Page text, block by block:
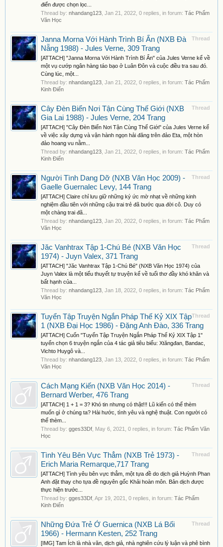
điển được chọn lọc...
Thread by: nhandang123 Jan 21, 2022 , 0 replies, in forum: Tác Phẩm
Văn Học
Thread
Janna Morna Với Hành Trình Bí Ẩn (NXB Đà
Nẵng 1988) - Jules Verne, 309 Trang
[ATTACH] "Janna Morna Với Hành Trình Bí Ẩn" của Jules Verne kể về
một vụ cướp ngân hàng táo bạo ở Luân Đôn và cuộc điều tra sau đó.
Cùng lúc, một...
Thread by: nhandang123 Jan 21, 2022 , 0 replies, in forum: Tác Phẩm
Kinh Điển
Thread
Cây Đèn Biển Nơi Tận Cùng Thế Giới (NXB
Gia Lai 1988) - Jules Verne, 204 Trang
[ATTACH] "Cây Đèn Biển Nơi Tận Cùng Thế Giới" của Jules Verne kể
về việc xây dựng và vận hành ngọn hải đăng trên đảo Eta, một hòn
đảo hoang vu nằm...
Thread by: nhandang123 Jan 21, 2022 , 0 replies, in forum: Tác Phẩm
Kinh Điển
Thread
Người Tình Dang Dỡ (NXB Văn Học 2009) -
Gaelle Guernalec Levy, 144 Trang
[ATTACH] Claire chỉ lưu giữ những ký ức mờ nhạt về những kinh
nghiệm đầu tiên với những cậu trai trẻ đã bước qua đời cô. Duy có
một chàng trai đã...
Thread by: nhandang123 Jan 20, 2022 , 0 replies, in forum: Tác Phẩm
Văn Học
Thread
Jăc Vanhtrax Tập 1-Chú Bé (NXB Văn Học
1974) - Juyn Valex, 371 Trang
[ATTACH] "Jăc Vanhtrax Tập 1-Chú Bé" (NXB Văn Học 1974) của
Juyn Valex là một tiểu thuyết tự truyện kể về tuổi thơ đầy khó khăn và
bất hạnh của...
Thread by: nhandang123 Jan 18, 2022 , 0 replies, in forum: Tác Phẩm
Văn Học
Thread
Tuyển Tập Truyện Ngắn Pháp Thế Kỷ XIX Tập
1 (NXB Đại Học 1986) - Đặng Anh Đào, 336 Trang
[ATTACH] Cuốn "Tuyển Tập Truyện Ngắn Pháp Thế Kỷ XIX Tập 1"
tuyển chọn 6 truyện ngắn của 4 tác giả tiêu biểu: Xtăngđan, Bandac,
Vichto Huygô và...
Thread by: nhandang123 Jan 13, 2022 , 0 replies, in forum: Tác Phẩm
Văn Học
Thread
Cách Mạng Kiến (NXB Văn Học 2014) -
Bernard Werber, 476 Trang
[ATTACH] 1 + 1 = 3? Khó tin nhưng có thật!!! Lũ kiến có thể thèm
muốn gì ở chúng ta? Hài hước, tình yêu và nghệ thuật. Con người có
thể thèm...
Thread by: gges33Df May 6, 2021 , 0 replies, in forum: Tác Phẩm Văn
Học
Thread
Tình Yêu Bên Vực Thẳm (NXB Trẻ 1973) -
Erich Maria Remarque,717 Trang
[ATTACH] Tình yêu bên vực thẳm, một tựa đề do dịch giả Huỳnh Phan
Anh đặt thay cho tựa đề nguyên gốc Khải hoàn môn. Bản dịch được
thực hiện trước...
Thread by: gges33Df Apr 19, 2021 , 0 replies, in forum: Tác Phẩm
Kinh Điển
Thread
Những Đứa Trẻ Ở Guernica (NXB Lá Bối
1966) - Hermann Kesten, 252 Trang
[IMG] Tam Ích là nhà văn, dịch giả, nhà nghiên cứu lý luận và phê bình